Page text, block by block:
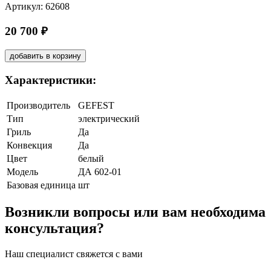
Артикул: 62608
20 700 ₽
добавить в корзину
Характеристики:
Производитель
GEFEST
Тип
электрический
Гриль
Да
Конвекция
Да
Цвет
белый
Модель
ДА 602-01
Базовая единица шт
Возникли вопросы или вам необходима
консультация?
Наш специалист свяжется с вами